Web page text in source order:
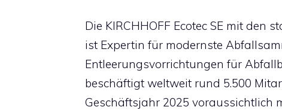
Die KIRCHHOFF Ecotec SE mit den
ist Expertin für modernste
Entleerungsvorrichtungen für
beschäftigt weltweit rund 5.500
Geschäftsjahr 2025 voraussichtlich